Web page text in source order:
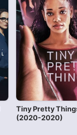
Tiny Pretty
(2020-2020)